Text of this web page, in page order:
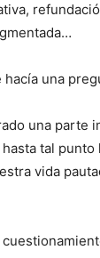
una
una parte
tal
vida